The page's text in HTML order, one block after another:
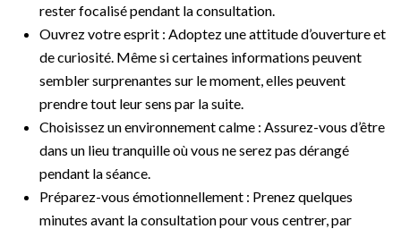
rester focalisé pendant la consultation.
Ouvrez votre esprit : Adoptez une attitude d’ouverture et
de curiosité. Même si certaines informations peuvent
sembler surprenantes sur le moment, elles peuvent
prendre tout leur sens par la suite.
Choisissez un environnement calme : Assurez-vous d’être
dans un lieu tranquille où vous ne serez pas dérangé
pendant la séance.
Préparez-vous émotionnellement : Prenez quelques
minutes avant la consultation pour vous centrer, par